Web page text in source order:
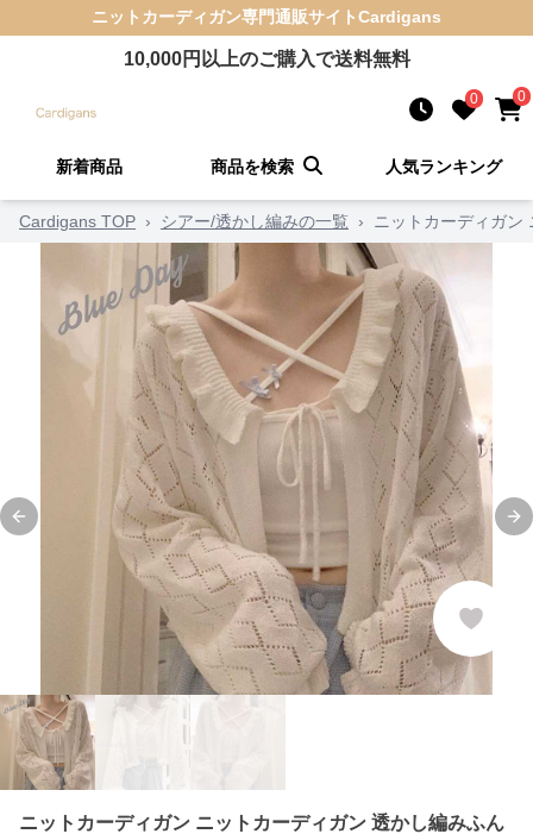
ニットカーディガン専門通販サイトCardigans
10,000円以上のご購入で送料無料
0 0
新着商品 商品を検索 人気ランキング
Cardigans TOP › シアー/透かし編みの一覧 › ニットカーディガン
Previous slide
ニットカーディガン ニットカーディガン 透かし編みふん